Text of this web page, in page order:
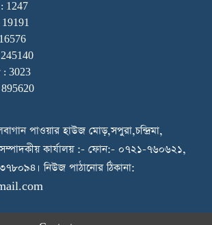
1247
: 3023
পাওয়ার হাউজ মোড়,সপুরা,চন্দ্রিমা,
কার্যালয় :- ফোন:- ০৭২১-৭৬০৬২১,
নিউজ পাঠানোর ঠিকানা: